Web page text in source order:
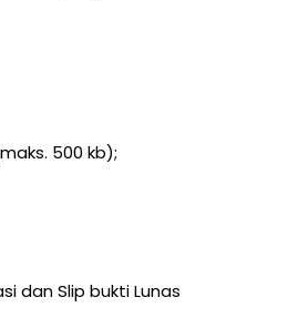
500 kb);
dan Slip bukti Lunas